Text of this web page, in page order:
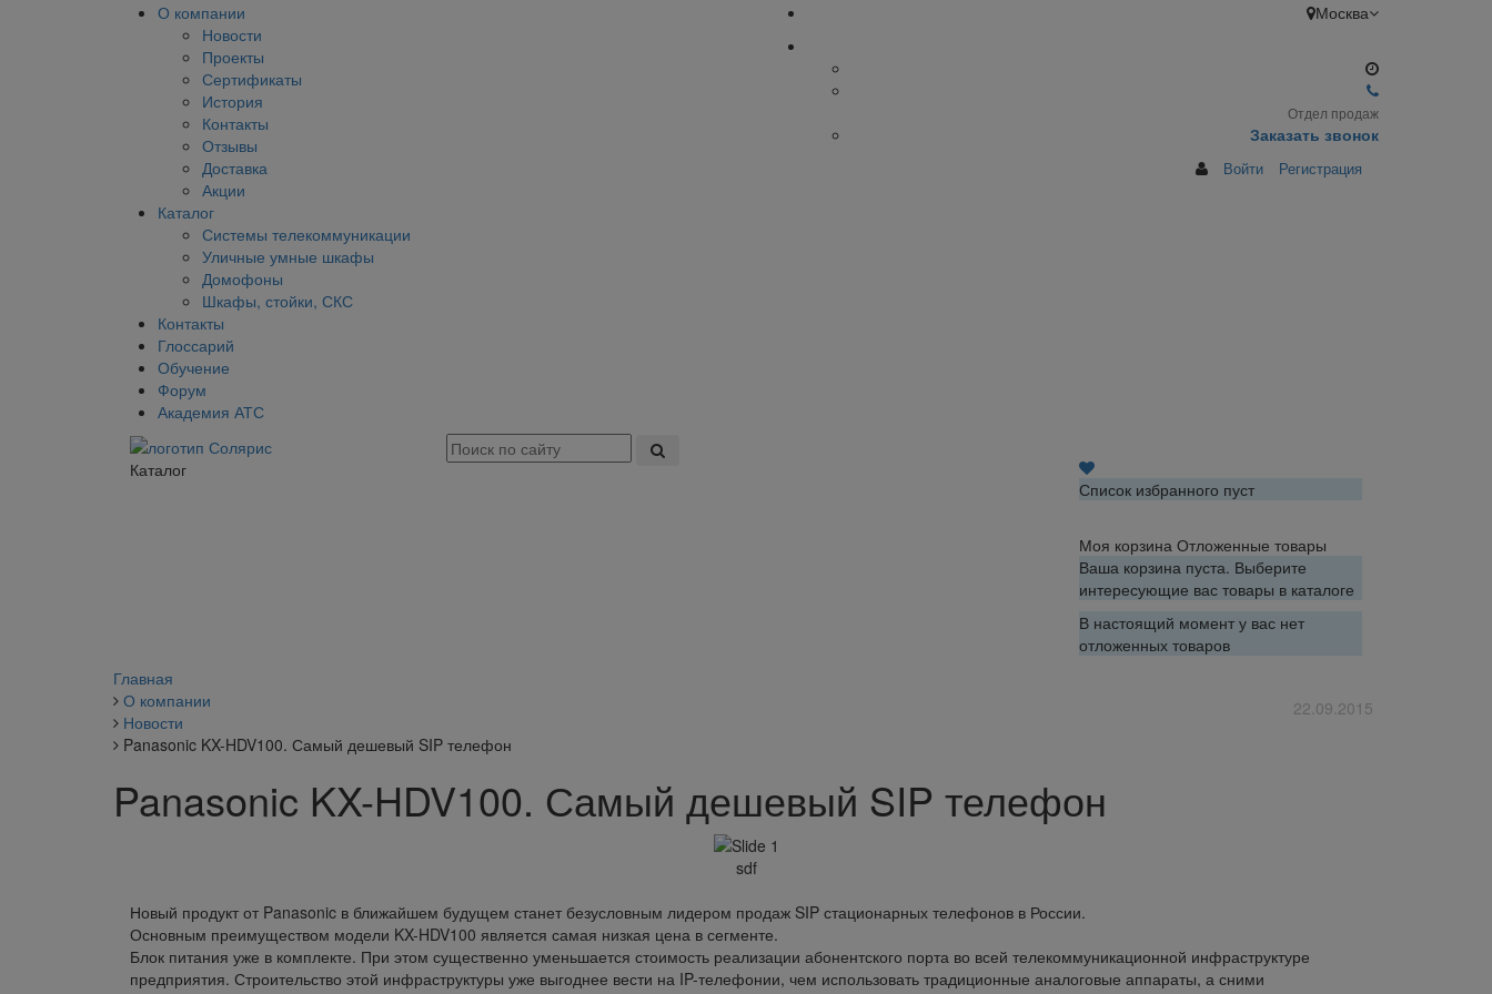
О компании
Новости
Проекты
Сертификаты
История
Контакты
Отзывы
Доставка
Акции
Каталог
Системы телекоммуникации
Уличные умные шкафы
Домофоны
Шкафы, стойки, СКС
Контакты
Глоссарий
Обучение
Форум
Академия АТС
Москва
Отдел продаж
Заказать звонок
Войти Регистрация
Каталог
Список избранного пуст
Моя корзина Отложенные товары
Ваша корзина пуста. Выберите
интересующие вас товары в каталоге
В настоящий момент у вас нет
отложенных товаров
Главная
О компании
Новости
Panasonic KX-HDV100. Самый дешевый SIP телефон
Panasonic KX-HDV100. Самый дешевый SIP телефон
22.09.2015
sdf
Новый продукт от Panasonic в ближайшем будущем станет безусловным лидером продаж SIP стационарных телефонов в России.
Основным преимуществом модели KX-HDV100 является самая низкая цена в сегменте.
Блок питания уже в комплекте. При этом существенно уменьшается стоимость реализации абонентского порта во всей телекоммуникационной инфраструктуре
предприятия. Строительство этой инфраструктуры уже выгоднее вести на IP-телефонии, чем использовать традиционные аналоговые аппараты, а сними